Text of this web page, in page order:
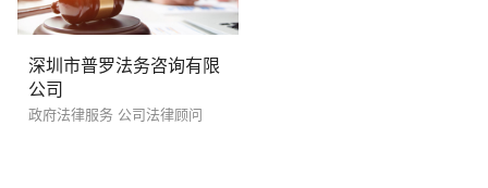
深圳市普罗法务咨询有限
公司
政府法律服务 公司法律顾问
创意品牌型网站